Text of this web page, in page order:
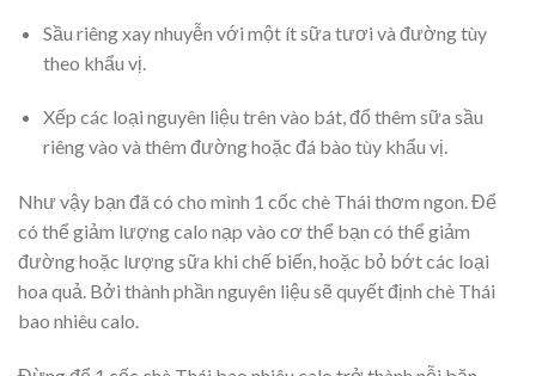
Sầu riêng xay nhuyễn với một ít sữa tươi và đường tùy
theo khẩu vị.
Xếp các loại nguyên liệu trên vào bát, đổ thêm sữa sầu
riêng vào và thêm đường hoặc đá bào tùy khẩu vị.
Như vậy bạn đã có cho mình 1 cốc chè Thái thơm ngon. Để
có thể giảm lượng calo nạp vào cơ thể bạn có thể giảm
đường hoặc lượng sữa khi chế biến, hoặc bỏ bớt các loại
hoa quả. Bởi thành phần nguyên liệu sẽ quyết định chè Thái
bao nhiêu calo.